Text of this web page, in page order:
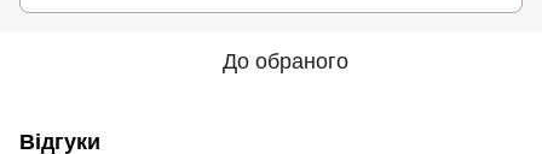
До обраного
Відгуки